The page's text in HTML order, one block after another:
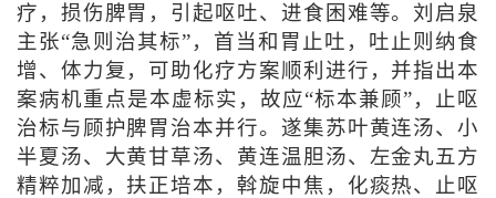
疗，损伤脾胃，引起呕吐、进食困难等。刘启泉
主张“急则治其标”，首当和胃止吐，吐止则纳食
增、体力复，可助化疗方案顺利进行，并指出本
案病机重点是本虚标实，故应“标本兼顾”，止呕
治标与顾护脾胃治本并行。遂集苏叶黄连汤、小
半夏汤、大黄甘草汤、黄连温胆汤、左金丸五方
精粹加减，扶正培本，斡旋中焦，化痰热、止呕